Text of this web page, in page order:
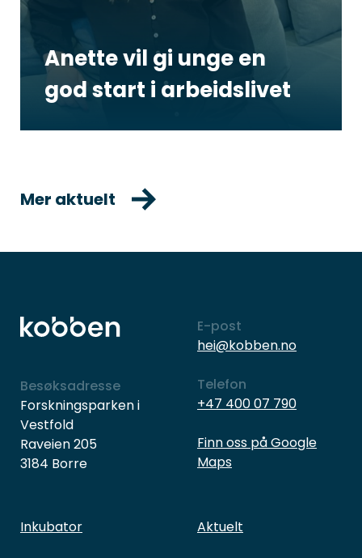
Anette vil gi unge en
god start i arbeidslivet
Mer aktuelt
Besøksadresse
Forskningsparken i
Vestfold
Raveien 205
3184 Borre
E-post
hei@kobben.no
Telefon
+47 400 07 790
Finn oss på Google
Maps
Inkubator
Aktuelt